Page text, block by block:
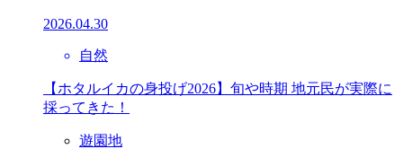
2026.04.30
自然
【ホタルイカの身投げ2026】旬や時期 地元民が実際に
採ってきた！
遊園地